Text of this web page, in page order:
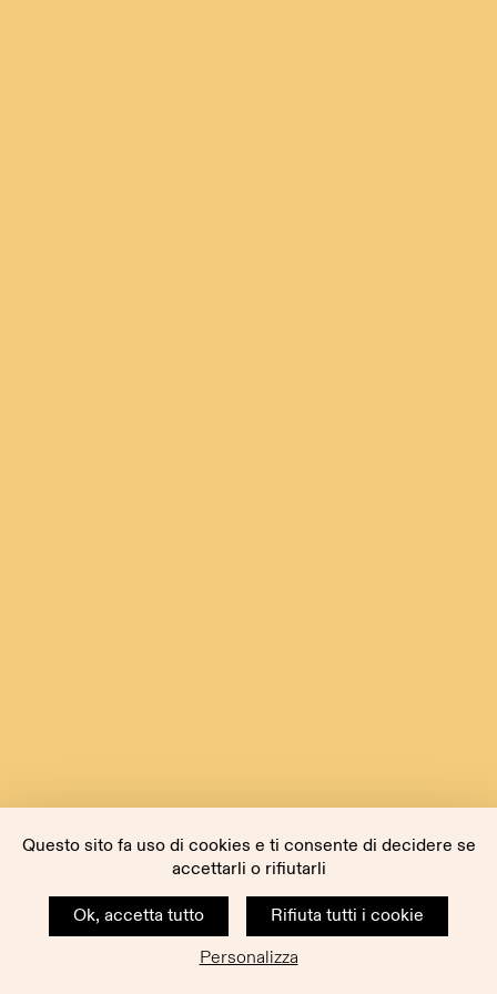
Questo sito fa uso di cookies e ti consente di decidere se
accettarli o rifiutarli
Ok, accetta tutto
Rifiuta tutti i cookie
Personalizza